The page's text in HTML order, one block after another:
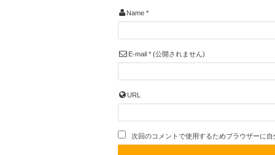
Name *
E-mail *(公開されません)
URL
次回のコメントで使用するためブラウザーに